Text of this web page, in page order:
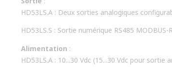
HD53LS.A : Deux sorties analogiques
HD53LS.S : Sortie numérique RS485 MODBUS-
Alimentation :
HD53LS.A : 10...30 Vdc (15...30 Vdc pour sortie